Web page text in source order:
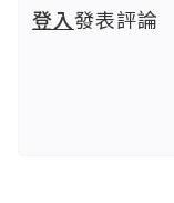
登入發表評論